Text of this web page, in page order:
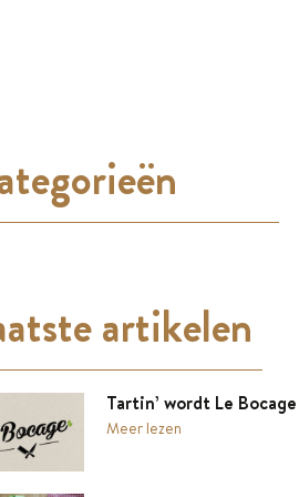
artikelen
Tartin’ wordt Le Bocage
Meer lezen